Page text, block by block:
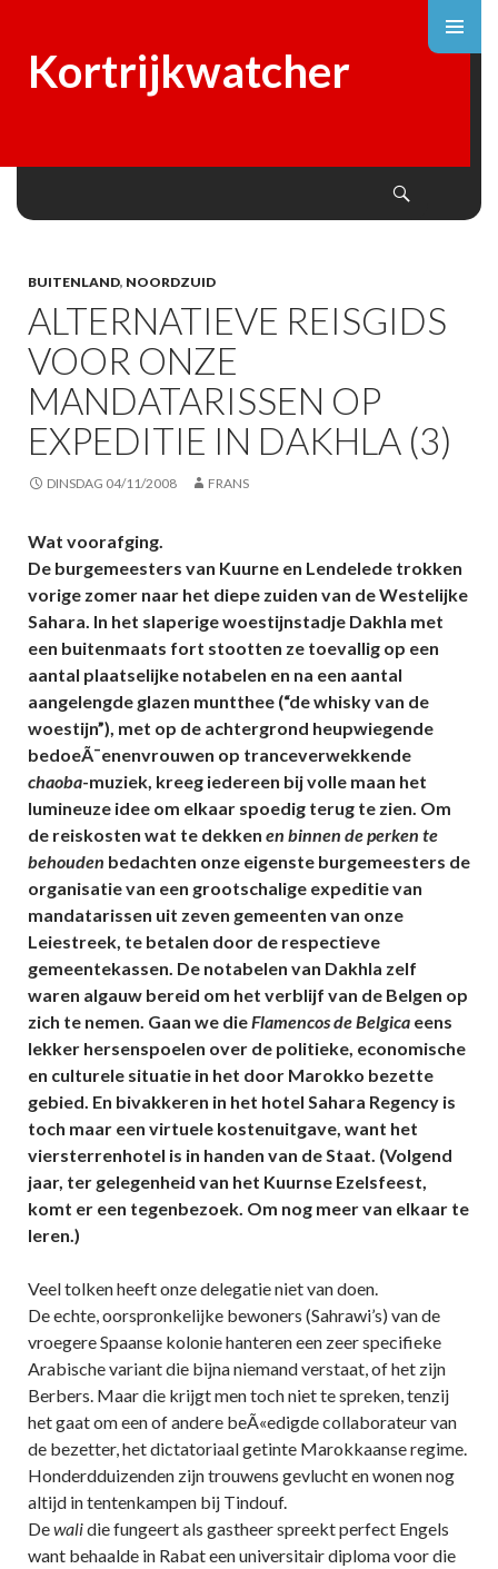
Kortrijkwatcher
BUITENLAND, NOORDZUID
ALTERNATIEVE REISGIDS
VOOR ONZE
MANDATARISSEN OP
EXPEDITIE IN DAKHLA (3)
DINSDAG 04/11/2008 FRANS
Wat voorafging.
De burgemeesters van Kuurne en Lendelede trokken
vorige zomer naar het diepe zuiden van de Westelijke
Sahara. In het slaperige woestijnstadje Dakhla met
een buitenmaats fort stootten ze toevallig op een
aantal plaatselijke notabelen en na een aantal
aangelengde glazen muntthee (“de whisky van de
woestijn”), met op de achtergrond heupwiegende
bedoeÃ¯enenvrouwen op tranceverwekkende
chaoba-muziek, kreeg iedereen bij volle maan het
lumineuze idee om elkaar spoedig terug te zien. Om
de reiskosten wat te dekken en binnen de perken te
behouden bedachten onze eigenste burgemeesters de
organisatie van een grootschalige expeditie van
mandatarissen uit zeven gemeenten van onze
Leiestreek, te betalen door de respectieve
gemeentekassen. De notabelen van Dakhla zelf
waren algauw bereid om het verblijf van de Belgen op
zich te nemen. Gaan we dieFlamencos de Belgica eens
lekker hersenspoelen over de politieke, economische
en culturele situatie in het door Marokko bezette
gebied. En bivakkeren in het hotel Sahara Regency is
toch maar een virtuele kostenuitgave, want het
viersterrenhotel is in handen van de Staat. (Volgend
jaar, ter gelegenheid van het Kuurnse Ezelsfeest,
komt er een tegenbezoek. Om nog meer van elkaar te
leren.)
Veel tolken heeft onze delegatie niet van doen.
De echte, oorspronkelijke bewoners (Sahrawi’s) van de
vroegere Spaanse kolonie hanteren een zeer specifieke
Arabische variant die bijna niemand verstaat, of het zijn
Berbers. Maar die krijgt men toch niet te spreken, tenzij
het gaat om een of andere beÃ«edigde collaborateur van
de bezetter, het dictatoriaal getinte Marokkaanse regime.
Honderdduizenden zijn trouwens gevlucht en wonen nog
altijd in tentenkampen bij Tindouf.
Dewalidie fungeert als gastheer spreekt perfect Engels
want behaalde in Rabat een universitair diploma voor die